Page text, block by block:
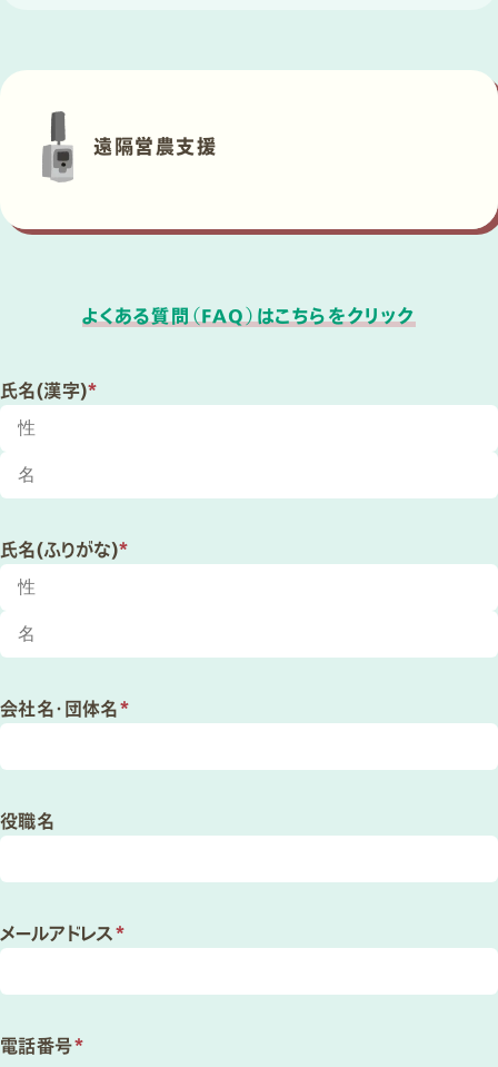
遠隔営農支援
よくある質問（FAQ）はこちらをクリック
氏名(漢字)*
氏名(ふりがな)*
会社名・団体名*
役職名
メールアドレス*
電話番号*